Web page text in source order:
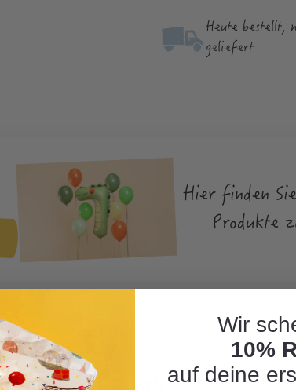
Heute bestellt,
geliefert
Hier finden
Produkte
40cm, 1 Stk"
Wir
10%
auf deine